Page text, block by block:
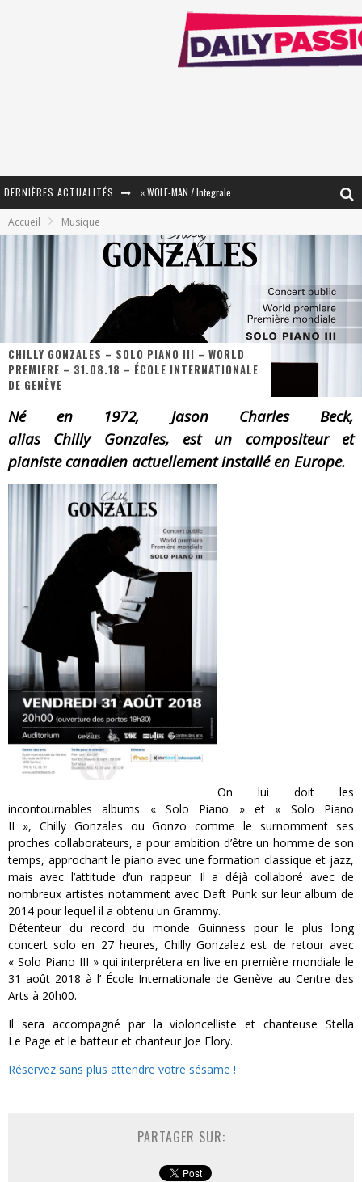
DERNIÈRES ACTUALITÉS
« Mon Village Révolté » - Combattre un Projet !
PsyRiver 2026 : la magie revient sur les rives de l’Aar
Accueil Musique
CHILLY GONZALES – SOLO PIANO III – WORLD
PREMIERE – 31.08.18 – ÉCOLE INTERNATIONALE
DE GENÈVE
Né en 1972, Jason Charles Beck,
alias ChillyGonzales, est un compositeur et
pianiste canadien actuellement installé en Europe.
On lui doit les
incontournables albums « Solo Piano » et « Solo Piano
II », ChillyGonzales ouGonzo comme le surnomment ses
proches collaborateurs, a pour ambition d’être un homme de son
temps, approchant le piano avec une formation classique et jazz,
mais avec l’attitude d’un rappeur. Il a déjà collaboré avec de
nombreux artistes notamment avec Daft Punk sur leur album de
2014 pour lequel il a obtenu un Grammy.
Détenteur du record du monde Guinness pour le plus long
concert solo en 27 heures, Chilly Gonzalez est de retour avec
« Solo Piano III » qui interprétera en live en première mondiale le
31 août 2018 à l’ École Internationale de Genève au Centre des
Arts à 20h00.
Il sera accompagné par la violoncelliste et chanteuse Stella
Le Page et le batteur et chanteur Joe Flory.
Réservez sans plus attendre votre sésame !
PARTAGER SUR: